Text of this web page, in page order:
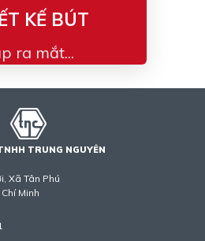
KẾ BÚT
ra mắt...
TRUNG NGUYÊN
Xã Tân Phú
Minh